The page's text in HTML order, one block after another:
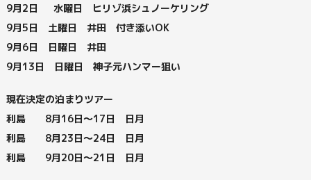
9月2日 水曜日 ヒリゾ浜シュノーケリング
9月5日 土曜日 井田 付き添いOK
9月6日 日曜日 井田
9月13日 日曜日 神子元ハンマー狙い
現在決定の泊まりツアー
利島 8月16日～17日 日月
利島 8月23日～24日 日月
利島 9月20日～21日 日月